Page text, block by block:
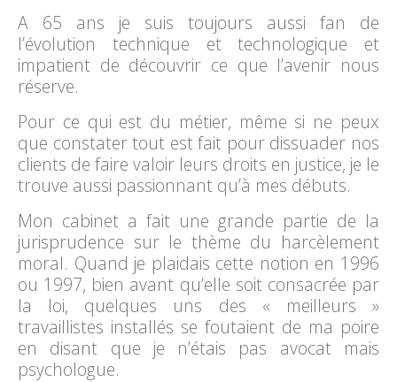
A 65 ans je suis toujours aussi fan de
l’évolution technique et technologique et
impatient de découvrir ce que l’avenir nous
réserve.
Pour ce qui est du métier, même si ne peux
que constater tout est fait pour dissuader nos
clients de faire valoir leurs droits en justice, je le
trouve aussi passionnant qu’à mes débuts.
Mon cabinet a fait une grande partie de la
jurisprudence sur le thème du harcèlement
moral. Quand je plaidais cette notion en 1996
ou 1997, bien avant qu’elle soit consacrée par
la loi, quelques uns des « meilleurs »
travaillistes installés se foutaient de ma poire
en disant que je n’étais pas avocat mais
psychologue.